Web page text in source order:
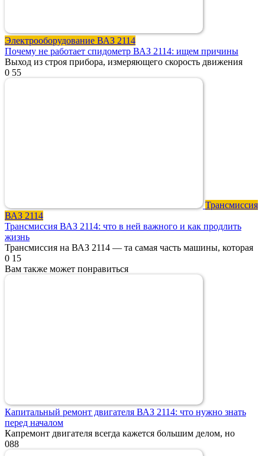
Электрооборудование ВАЗ 2114
Почему не работает спидометр ВАЗ 2114: ищем причины
Выход из строя прибора, измеряющего скорость движения
0 55
Трансмиссия
ВАЗ 2114
Трансмиссия ВАЗ 2114: что в ней важного и как продлить
жизнь
Трансмиссия на ВАЗ 2114 — та самая часть машины, которая
0 15
Вам также может понравиться
Капитальный ремонт двигателя ВАЗ 2114: что нужно знать
перед началом
Капремонт двигателя всегда кажется большим делом, но
088